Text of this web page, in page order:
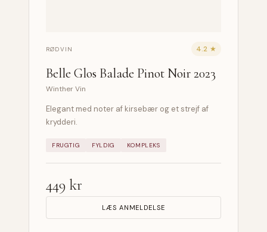
RØDVIN 4.2 ★
Belle Glos Balade Pinot Noir 2023
Winther Vin
Elegant med noter af kirsebær og et strejf af
krydderi.
FRUGTIG FYLDIG KOMPLEKS
449 kr
LÆS ANMELDELSE